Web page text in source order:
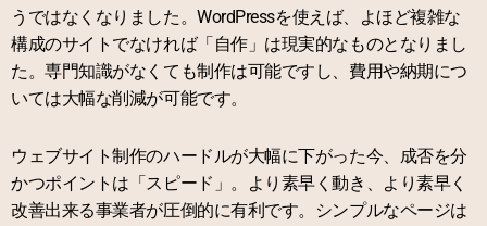
コンテンツを見る
うではなくなりました。WordPressを使えば、よほど複雑な
構成のサイトでなければ「自作」は現実的なものとなりまし
た。専門知識がなくても制作は可能ですし、 費用や納期につ
いては大幅な削減が可能です。
ウェブサイト制作のハードルが大幅に下がった今、成否を分
かつポイントは「スピード」。より素早く動き、より素早く
改善出来る事業者が圧倒的に有利です。シンプルなページは